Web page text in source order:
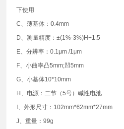
下使用
C、薄基体：0.4mm
D、测量精度：±(1%-3%)H+1.5
E、分辨率：0.1μm /1μm
F、小曲率凸5mm;凹5mm
G、小基体10*10mm
H、电源：二节（5号）碱性电池
I、外形尺寸：102mm*62mm*27mm
J、重量：99g